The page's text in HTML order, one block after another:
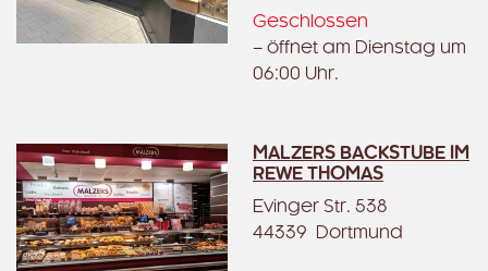
Geschlossen
– öffnet am Dienstag um
06:00 Uhr.
MALZERS BACKSTUBE IM
REWE THOMAS
Evinger Str. 538
44339 Dortmund